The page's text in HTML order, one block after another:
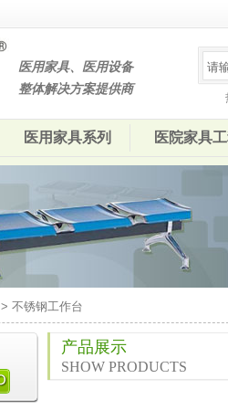
医用家具、医用设备
整体解决方案提供商
医用家具系列 医院家具
> 不锈钢工作台
产品展示
SHOW PRODUCTS